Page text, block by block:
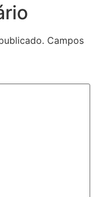
Campos